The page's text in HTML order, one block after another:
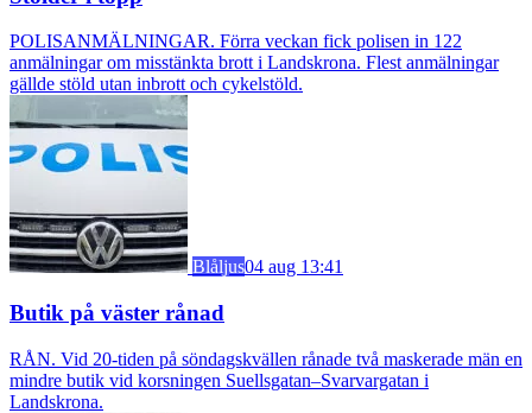
POLISANMÄLNINGAR. Förra veckan fick polisen in 122
anmälningar om misstänkta brott i Landskrona. Flest anmälningar
gällde stöld utan inbrott och cykelstöld.
Blåljus04 aug 13:41
Butik på väster rånad
RÅN. Vid 20-tiden på söndagskvällen rånade två maskerade män en
mindre butik vid korsningen Suellsgatan–Svarvargatan i
Landskrona.